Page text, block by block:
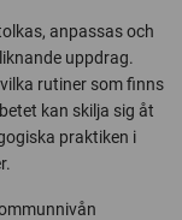
anpassas och
uppdrag.
rutiner som finns
kan skilja sig åt
praktiken i